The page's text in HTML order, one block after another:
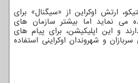
ارتش اوکراین از «سیگنال» برای
می نماید اما بیشتر سازمان های
و این اپلیکیشن، برای پیام های
و شهروندان اوکراینی استفاده